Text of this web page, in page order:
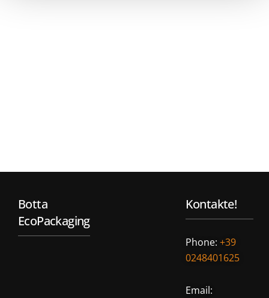
Botta
EcoPackaging
Kontakte!
Phone: +39
0248401625
Email: